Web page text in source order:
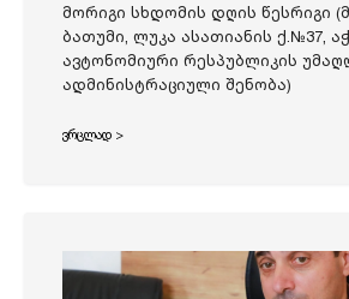
მორიგი სხდომის დღის წესრიგი
ბათუმი, ლუკა ასათიანის ქ.№37,
ავტონომიური რესპუბლიკის
ადმინისტრაციული შენობა)
ვრცლად >